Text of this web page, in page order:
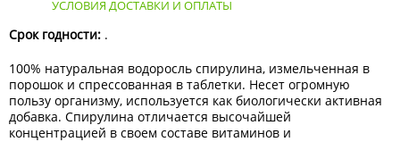
УСЛОВИЯ ДОСТАВКИ И ОПЛАТЫ
Срок годности: .
100% натуральная водоросль спирулина, измельченная в
порошок и спрессованная в таблетки. Несет огромную
пользу организму, используется как биологически активная
добавка. Спирулина отличается высочайшей
концентрацией в своем составе витаминов и